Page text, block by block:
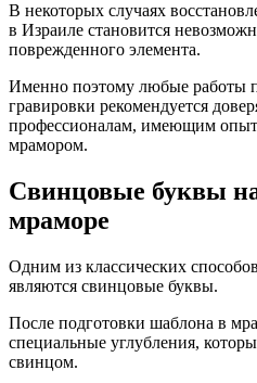
В некоторых случаях
в Израиле становится
поврежденного элемента.
Именно поэтому любые работы
гравировки рекомендуется
профессионалам, имеющим
мрамором.
Свинцовые буквы
мраморе
Одним из классических
являются свинцовые буквы.
После подготовки шаблона в
специальные углубления,
свинцом.